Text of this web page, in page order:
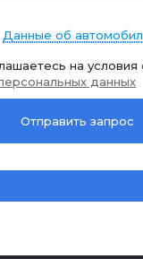
Данные об
на условия
данных